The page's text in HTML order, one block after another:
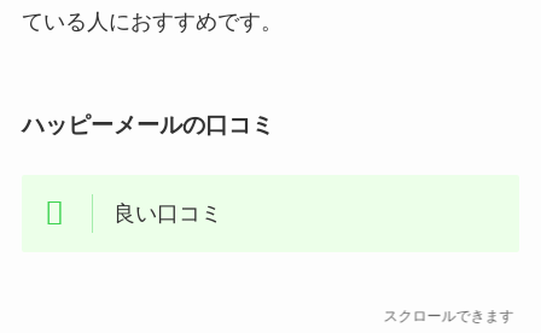
ている人におすすめです。
ハッピーメールの口コミ
良い口コミ
スクロールできます